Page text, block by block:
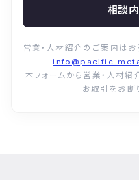
相談
営業・人材紹介のご案内は
info@pacific-
本フォームから営業・人材
お取引をお断